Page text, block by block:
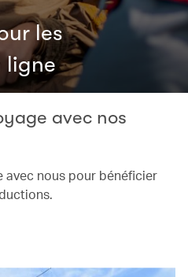
les
ligne
avec nos
avec nous pour bénéficier